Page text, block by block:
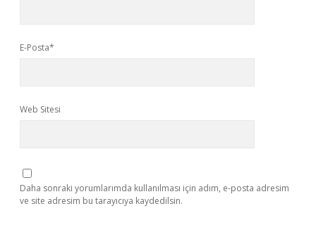
E-Posta*
Web Sitesi
Daha sonraki yorumlarımda kullanılması için adım, e-posta adresim
ve site adresim bu tarayıcıya kaydedilsin.